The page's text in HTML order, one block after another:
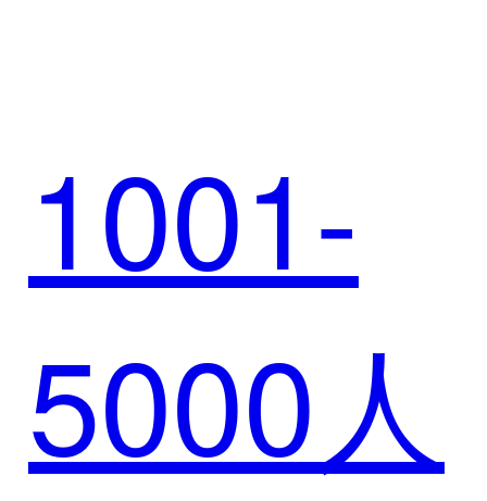
SCRM
后台系
1001-
5000人